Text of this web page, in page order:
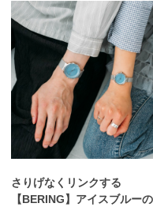
さりげなくリンクする
【BERING】アイスブルー